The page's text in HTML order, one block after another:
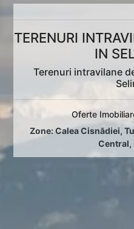
TERENURI
IN
Terenuri intravilane
Oferte
Zone:Calea Cisnădiei,
Central,